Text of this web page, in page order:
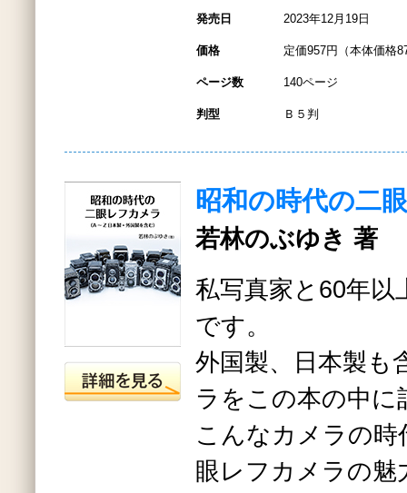
発売日 2023年12月19日
価格 定価957円（本体価格
ページ数 140ページ
判型 Ｂ５判
昭和の時代の二
若林のぶゆき 著
私写真家と60年以
です。
外国製、日本製も
ラをこの本の中
こんなカメラの
眼レフカメラの魅